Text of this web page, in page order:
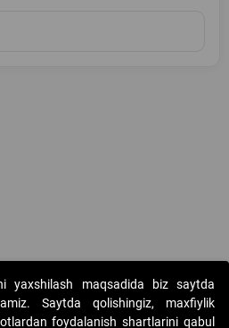
onlayn-auksionlarni tashkil etish"
yaxshilash maqsadida biz saytda
Saytda qolishingiz, maxfiylik
foydalanish shartlarini qabul